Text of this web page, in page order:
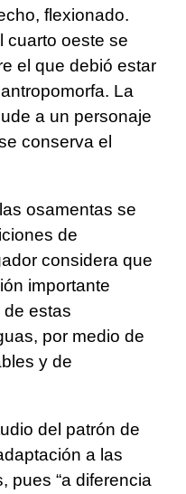
flexionado.
cuarto oeste se
el que debió estar
La
a un personaje
conserva el
osamentas se
de
considera que
importante
de estas
por medio de
y de
del patrón de
a las
pues “a diferencia